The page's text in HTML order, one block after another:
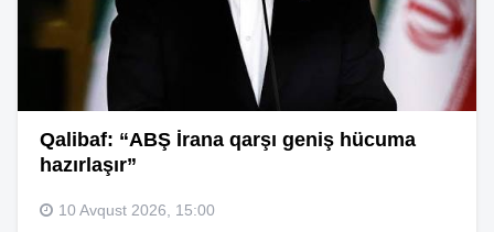
Qalibaf: “ABŞ İrana qarşı geniş hücuma
hazırlaşır”
10 Avqust 2026, 15:00